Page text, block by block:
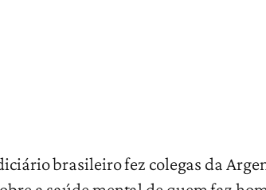
brasileiro fez colegas da